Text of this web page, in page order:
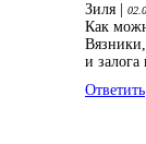
Зиля |
Как
и залога
Ответить